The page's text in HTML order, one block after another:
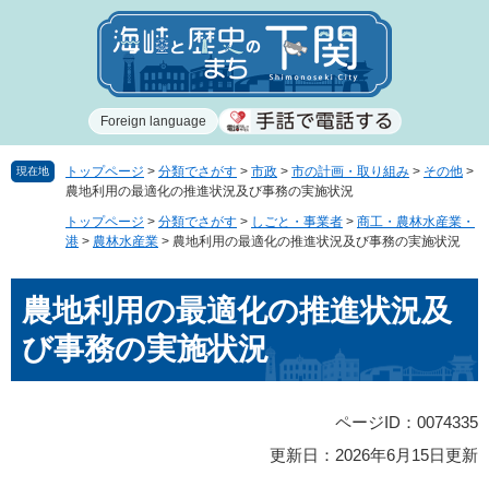
で
ば
Foreign language
現在地 トップページ > 分類でさがす > 市政 > 市の計画・取り組み > その他 >
農地利用の最適化の推進状況及び事務の実施状況
トップページ > 分類でさがす > しごと・事業者 > 商工・農林水産業・
港 > 農林水産業 > 農地利用の最適化の推進状況及び事務の実施状況
文農地利用の最適化の推進状況及
び事務の実施状況
ページID：0074335
更新日：2026年6月15日更新